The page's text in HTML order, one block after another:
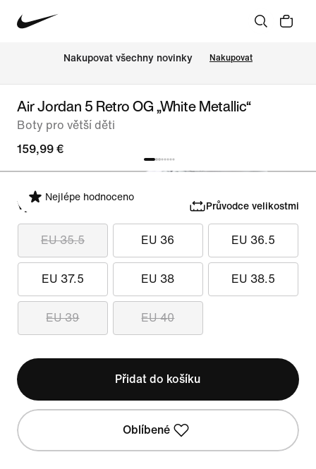
Nakupovat všechny novinky Nakupovat
Air Jordan 5 Retro OG „White Metallic“
Boty pro větší děti
159,99 €
Nejlépe hodnoceno
Vyber velikost Průvodce velikostmi
EU 35.5 EU 36 EU 36.5
EU 37.5 EU 38 EU 38.5
EU 39 EU 40
Přidat do košíku
Oblíbené